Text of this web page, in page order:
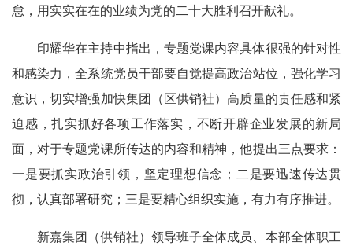
怠，用实实在在的业绩为党的二十大胜利召开献礼。
印耀华在主持中指出，专题党课内容具体很强的针对性
和感染力，全系统党员干部要自觉提高政治站位，强化学习
意识，切实增强加快集团（区供销社）高质量的责任感和紧
迫感，扎实抓好各项工作落实，不断开辟企业发展的新局
面，对于专题党课所传达的内容和精神，他提出三点要求：
一是要抓实政治引领，坚定理想信念；二是要迅速传达贯
彻，认真部署研究；三是要精心组织实施，有力有序推进。
新嘉集团（供销社）领导班子全体成员、本部全体职工